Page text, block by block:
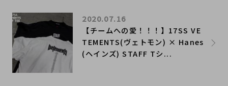
​【チームへの愛！！！】17SS VE
TEMENTS(ヴェトモン) × Hanes
(ヘインズ) STAFF Tシ...
2020.07.16